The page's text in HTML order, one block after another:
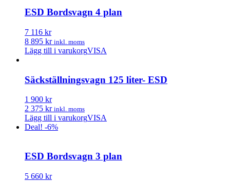
ESD Bordsvagn 4 plan
7 116 kr
8 895 kr inkl. moms
Lägg till i varukorgVISA
Säckställningsvagn 125 liter- ESD
1 900 kr
2 375 kr inkl. moms
Lägg till i varukorgVISA
Deal! -6%
ESD Bordsvagn 3 plan
5 660 kr